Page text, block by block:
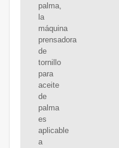
palma,
la
máquina
prensadora
de
tornillo
para
aceite
de
palma
es
aplicable
a